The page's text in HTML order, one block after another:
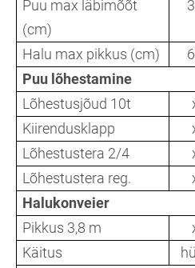
Puu max läbimõõt
(cm)
Halu max pikkus (cm)
Puu lõhestamine
Lõhestusjõud 10t
Kiirendusklapp
Lõhestustera 2/4
Lõhestustera reg.
Halukonveier
Pikkus 3,8 m
Käitus